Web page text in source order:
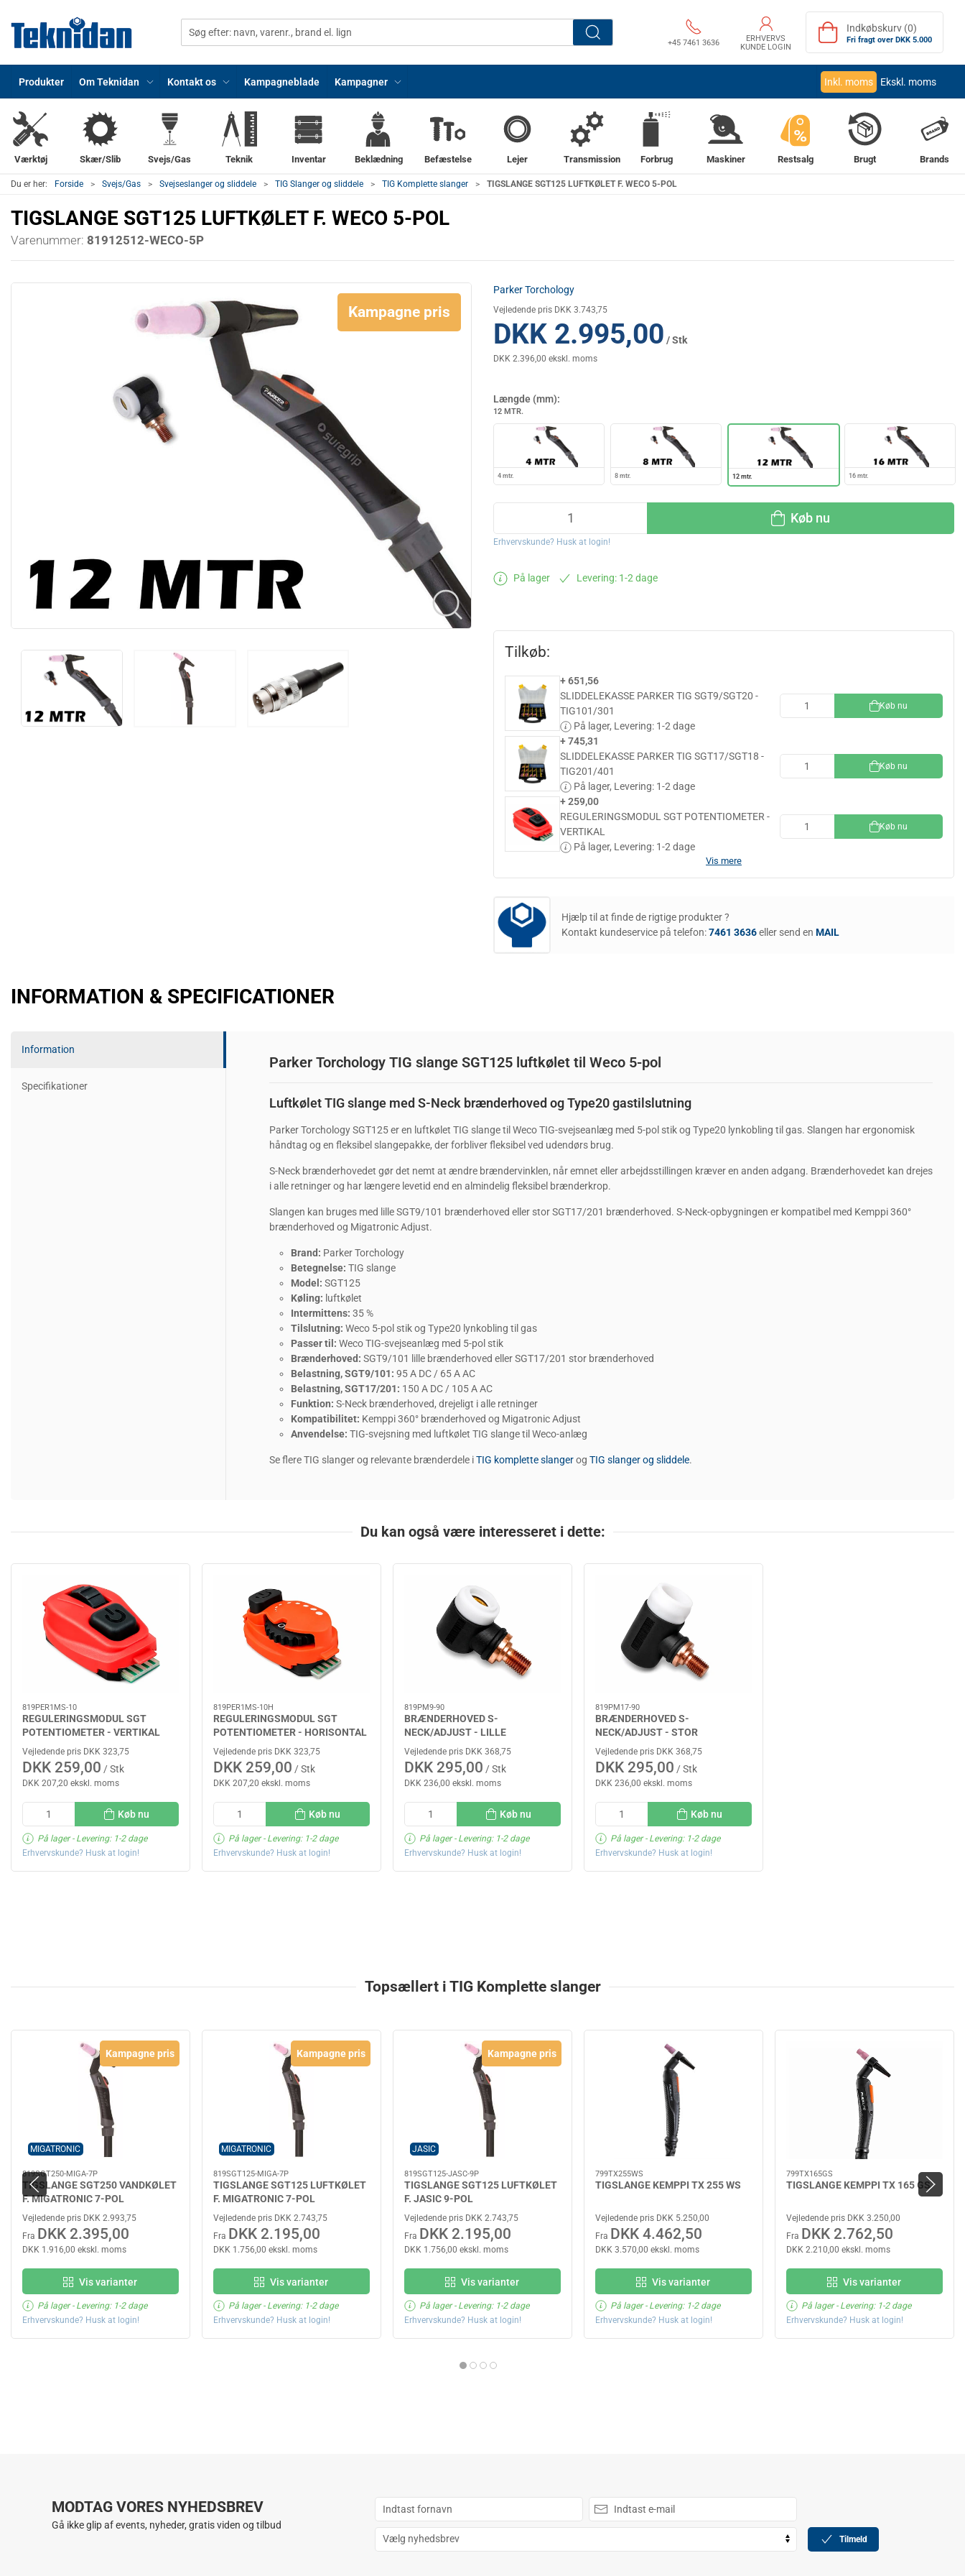
+45 7461 3636
ERHVERVS
KUNDE LOGIN
Indkøbskurv (0)
Fri fragt over DKK 5.000
Produkter Om Teknidan Kontakt os Kampagneblade Kampagner Inkl. moms Ekskl. moms
Værktøj Skær/Slib Svejs/Gas Teknik Inventar Beklædning Befæstelse Lejer Transmission Forbrug Maskiner
%
Restsalg Brugt Brands
Du er her: Forside Svejs/Gas Svejseslanger og sliddele TIG Slanger og sliddele TIG Komplette slanger TIGSLANGE SGT125 LUFTKØLET F. WECO 5-POL
TIGSLANGE SGT125 LUFTKØLET F. WECO 5-POL
Varenummer: 81912512-WECO-5P
Kampagne pris
Parker Torchology
Vejledende pris DKK 3.743,75
DKK 2.995,00 / Stk
DKK 2.396,00 ekskl. moms
Længde (mm):
12 MTR.
4 mtr. 8 mtr. 12 mtr. 16 mtr.
Køb nu
Erhvervskunde? Husk at login!
På lager Levering: 1-2 dage
Tilkøb:
+ 651,56
SLIDDELEKASSE PARKER TIG SGT9/SGT20 -
TIG101/301
På lager, Levering: 1-2 dage
Køb nu
+ 745,31
SLIDDELEKASSE PARKER TIG SGT17/SGT18 -
TIG201/401
På lager, Levering: 1-2 dage
Køb nu
+ 259,00
REGULERINGSMODUL SGT POTENTIOMETER -
VERTIKAL
På lager, Levering: 1-2 dage
Køb nu
Vis mere
Hjælp til at finde de rigtige produkter ?
Kontakt kundeservice på telefon:7461 3636eller send en MAIL
INFORMATION & SPECIFICATIONER
Information
Specifikationer
Parker Torchology TIG slange SGT125 luftkølet til Weco 5-pol
Luftkølet TIG slange med S-Neck brænderhoved og Type20 gastilslutning
Parker Torchology SGT125 er en luftkølet TIG slange til Weco TIG-svejseanlæg med 5-pol stik og Type20 lynkobling til gas. Slangen har ergonomisk
håndtag og en fleksibel slangepakke, der forbliver fleksibel ved udendørs brug.
S-Neck brænderhovedet gør det nemt at ændre brændervinklen, når emnet eller arbejdsstillingen kræver en anden adgang. Brænderhovedet kan drejes
i alle retninger og har længere levetid end en almindelig fleksibel brænderkrop.
Slangen kan bruges med lille SGT9/101 brænderhoved eller stor SGT17/201 brænderhoved. S-Neck-opbygningen er kompatibel med Kemppi 360°
brænderhoved og Migatronic Adjust.
Brand: Parker Torchology
Betegnelse: TIG slange
Model: SGT125
Køling: luftkølet
Intermittens: 35 %
Tilslutning: Weco 5-pol stik og Type20 lynkobling til gas
Passer til: Weco TIG-svejseanlæg med 5-pol stik
Brænderhoved: SGT9/101 lille brænderhoved eller SGT17/201 stor brænderhoved
Belastning, SGT9/101: 95 A DC / 65 A AC
Belastning, SGT17/201: 150 A DC / 105 A AC
Funktion: S-Neck brænderhoved, drejeligt i alle retninger
Kompatibilitet: Kemppi 360° brænderhoved og Migatronic Adjust
Anvendelse: TIG-svejsning med luftkølet TIG slange til Weco-anlæg
Se flere TIG slanger og relevante brænderdele iTIG komplette slangerog TIG slanger og sliddele.
Du kan også være interesseret i dette:
819PER1MS-10
REGULERINGSMODUL SGT
POTENTIOMETER - VERTIKAL
Vejledende pris DKK 323,75
DKK 259,00 / Stk
DKK 207,20 ekskl. moms
Køb nu
På lager- Levering: 1-2 dage
Erhvervskunde? Husk at login!
819PER1MS-10H
REGULERINGSMODUL SGT
POTENTIOMETER - HORISONTAL
Vejledende pris DKK 323,75
DKK 259,00 / Stk
DKK 207,20 ekskl. moms
Køb nu
På lager- Levering: 1-2 dage
Erhvervskunde? Husk at login!
819PM9-90
BRÆNDERHOVED S-
NECK/ADJUST - LILLE
Vejledende pris DKK 368,75
DKK 295,00 / Stk
DKK 236,00 ekskl. moms
Køb nu
På lager- Levering: 1-2 dage
Erhvervskunde? Husk at login!
819PM17-90
BRÆNDERHOVED S-
NECK/ADJUST - STOR
Vejledende pris DKK 368,75
DKK 295,00 / Stk
DKK 236,00 ekskl. moms
Køb nu
På lager- Levering: 1-2 dage
Erhvervskunde? Husk at login!
Topsællert i TIG Komplette slanger
MIGATRONIC
Kampagne pris
819SGT250-MIGA-7P
TIGSLANGE SGT250 VANDKØLET
F. MIGATRONIC 7-POL
Vejledende pris DKK 2.993,75
Fra DKK 2.395,00
DKK 1.916,00 ekskl. moms
Vis varianter
På lager- Levering: 1-2 dage
Erhvervskunde? Husk at login!
MIGATRONIC
Kampagne pris
819SGT125-MIGA-7P
TIGSLANGE SGT125 LUFTKØLET
F. MIGATRONIC 7-POL
Vejledende pris DKK 2.743,75
Fra DKK 2.195,00
DKK 1.756,00 ekskl. moms
Vis varianter
På lager- Levering: 1-2 dage
Erhvervskunde? Husk at login!
JASIC
Kampagne pris
819SGT125-JASC-9P
TIGSLANGE SGT125 LUFTKØLET
F. JASIC 9-POL
Vejledende pris DKK 2.743,75
Fra DKK 2.195,00
DKK 1.756,00 ekskl. moms
Vis varianter
På lager- Levering: 1-2 dage
Erhvervskunde? Husk at login!
799TX255WS
TIGSLANGE KEMPPI TX 255 WS
Vejledende pris DKK 5.250,00
Fra DKK 4.462,50
DKK 3.570,00 ekskl. moms
Vis varianter
På lager- Levering: 1-2 dage
Erhvervskunde? Husk at login!
799TX165GS
TIGSLANGE KEMPPI TX 165 GS
Vejledende pris DKK 3.250,00
Fra DKK 2.762,50
DKK 2.210,00 ekskl. moms
Vis varianter
På lager- Levering: 1-2 dage
Erhvervskunde? Husk at login!
MODTAG VORES NYHEDSBREV
Gå ikke glip af events, nyheder, gratis viden og tilbud
Tilmeld